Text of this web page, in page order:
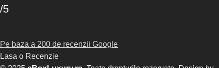
/5
Pe baza a 200 de recenzii Google
Lasa o Recenzie